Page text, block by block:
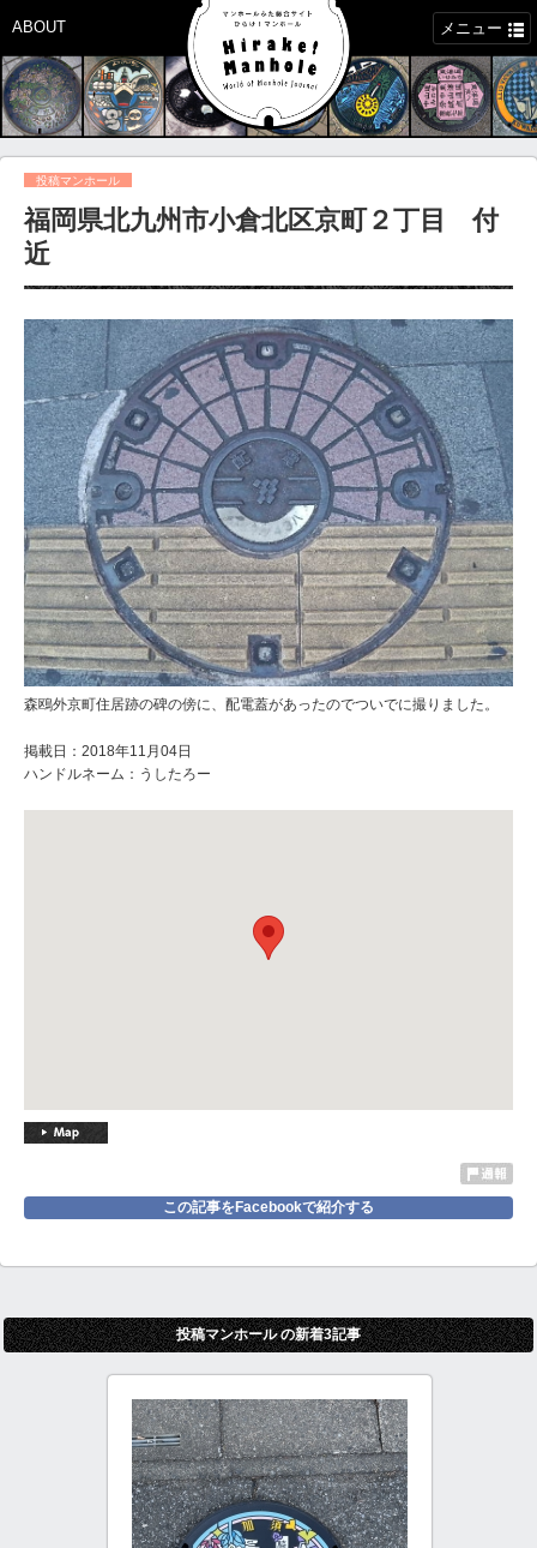
ABOUT メニュー
投稿マンホール
福岡県北九州市小倉北区京町２丁目 付
近
森鴎外京町住居跡の碑の傍に、配電蓋があったのでついでに撮りました。
掲載日：2018年11月04日
ハンドルネーム：うしたろー
この記事をFacebookで紹介する
投稿マンホール の新着3記事